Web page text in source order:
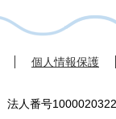
個人情報保護
法人番号